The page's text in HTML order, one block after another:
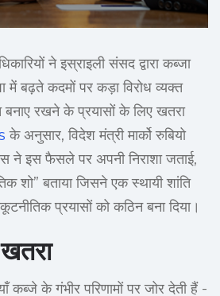
ने इस्राइली संसद द्वारा कब्जा
में बढ़ते कदमों पर कड़ा विरोध व्यक्त
बनाए रखने के प्रयासों के लिए खतरा
के अनुसार, विदेश मंत्री मार्को रुबियो
ने इस फैसले पर अपनी निराशा जताई,
शो” बताया जिसने एक स्थायी शांति
प्रयासों को कठिन बना दिया।
कब्जे के गंभीर परिणामों पर जोर देती हैं -